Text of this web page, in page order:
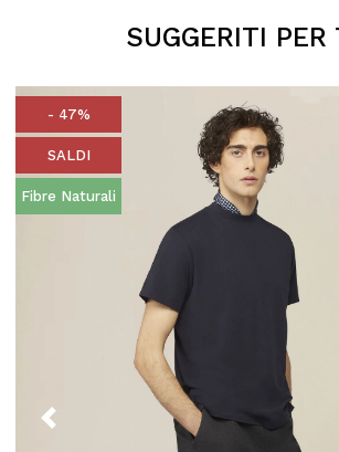
SUGGERITI PER
- 47%
SALDI
Fibre Naturali